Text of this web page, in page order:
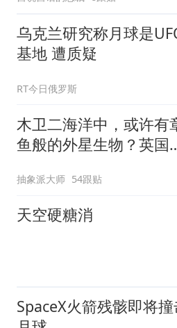
怖之一
乌克兰研究称月球是
基地 遭质疑
RT今日俄罗斯
木卫二海洋中，或许有
鱼般的外星生物？英国
抽象派大师 54跟贴
天空硬糖消
SpaceX火箭残骸即将撞